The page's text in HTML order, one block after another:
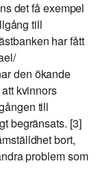
det få exempel
till
har fått
den ökande
kvinnors
till
begränsats. [3]
bort,
problem som